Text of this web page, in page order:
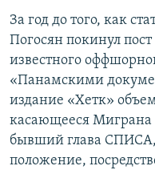
За год до того, как
Погосян покинул
известного
«Панамскими
издание «Хетк»
касающееся Миграна
бывший глава СПИСА,
положение,